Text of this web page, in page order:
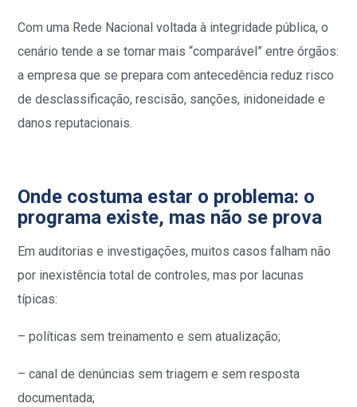
Com uma Rede Nacional voltada à integridade pública, o
cenário tende a se tornar mais “comparável” entre órgãos:
a empresa que se prepara com antecedência reduz risco
de desclassificação, rescisão, sanções, inidoneidade e
danos reputacionais.
Onde costuma estar o problema: o
programa existe, mas não se prova
Em auditorias e investigações, muitos casos falham não
por inexistência total de controles, mas por lacunas
típicas:
– políticas sem treinamento e sem atualização;
– canal de denúncias sem triagem e sem resposta
documentada;